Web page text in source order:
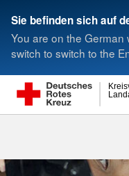
Sie befinden sich auf
You are on the
switch to switch to the